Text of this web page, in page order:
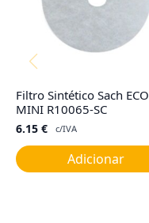
Filtro Sintético Sach ECO
MINI R10065-SC
6.15 € c/IVA
Adicionar